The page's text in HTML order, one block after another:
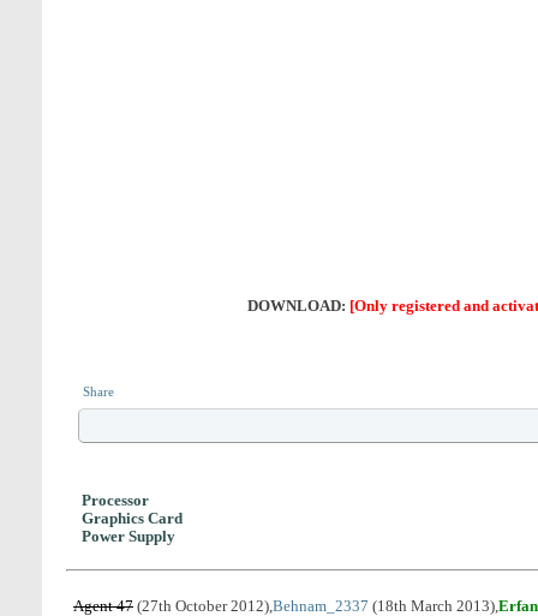
DOWNLOAD: [Only registered and
Share
Processor
Graphics Card
Power Supply
Agent 47 (27th October 2012),Behnam_2337 (18th March 2013),